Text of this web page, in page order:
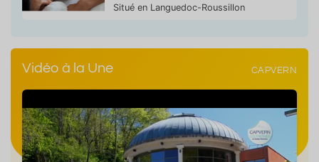
Situé en Languedoc-Roussillon
Vidéo à la Une CAPVERN